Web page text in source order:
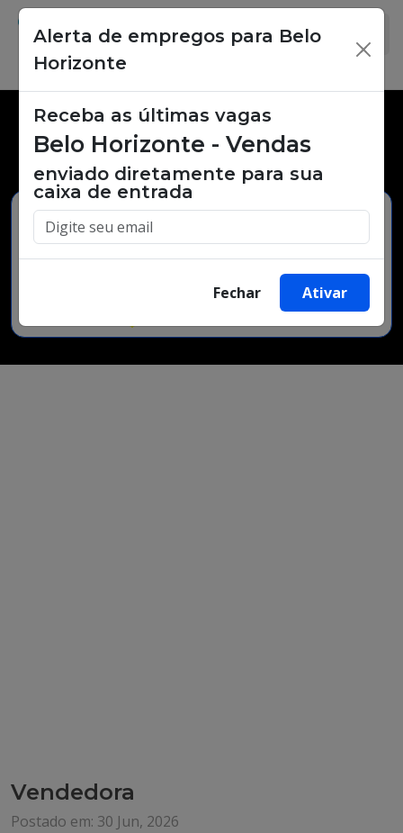
Vagas de emprego,
oportunidades de trabalho.
Buscar Vagas
Vendedora
Postado em: 30 Jun, 2026
Alerta de empregos para Belo
Horizonte
×
Receba as últimas vagas
Belo Horizonte - Vendas
enviado diretamente para sua
caixa de entrada
Fechar Ativar